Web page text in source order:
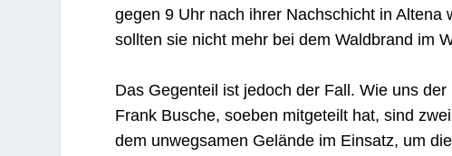
gegen 9 Uhr nach ihrer Nachschicht in
sollten sie nicht mehr bei dem Waldbrand im
Das Gegenteil ist jedoch der Fall. Wie uns
Frank Busche, soeben mitgeteilt hat, sind
dem unwegsamen Gelände im Einsatz, um